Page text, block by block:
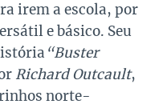
irem a escola, por
e básico. Seu
“Buster
Richard Outcault,
norte-